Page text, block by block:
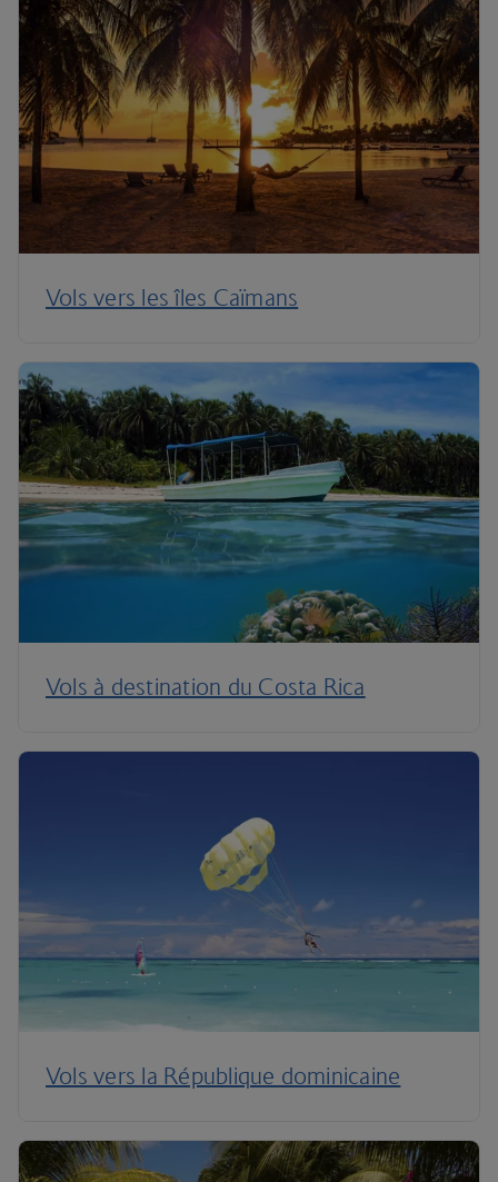
Vols vers les îles Caïmans
Vols à destination du Costa Rica
Vols vers la République dominicaine